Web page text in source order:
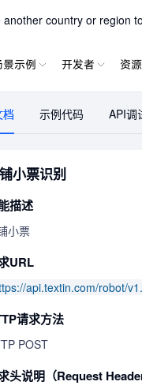
another country or region
TextIn
景示例 开发者 资源
示例代码 API调
小票识别
描述
小票
URL
api.textin.com/robot/
请求方法
POST
头说明（Request